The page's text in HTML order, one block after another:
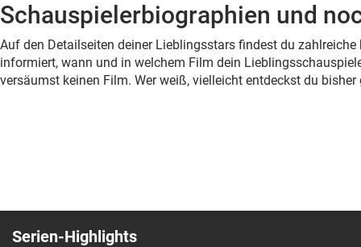
Schauspielerbiographien und
Auf den Detailseiten deiner Lieblingsstars findest du
informiert, wann und in welchem Film dein
versäumst keinen Film. Wer weiß, vielleicht entdeckst du
Serien-Highlights